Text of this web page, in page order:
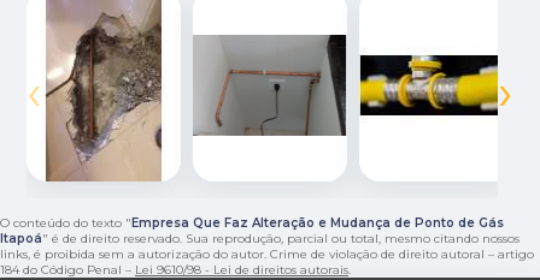
‹ ›
O conteúdo do texto " Empresa Que Faz Alteração e Mudança de Ponto de Gás
Itapoá" é de direito reservado. Sua reprodução, parcial ou total, mesmo citando nossos
links, é proibida sem a autorização do autor. Crime de violação de direito autoral – artigo
184 do Código Penal – Lei 9610/98 - Lei de direitos autorais.